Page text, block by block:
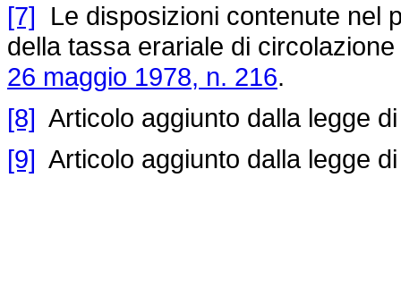
[7] Le disposizioni contenute nel
della tassa erariale di
26 maggio 1978, n. 216.
[8] Articolo aggiunto dalla legge
[9] Articolo aggiunto dalla legge